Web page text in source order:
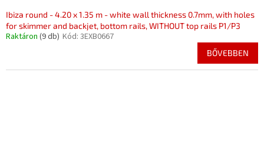
Ibiza round - 4.20 x 1.35 m - white wall thickness 0.7mm, with holes
for skimmer and backjet, bottom rails, WITHOUT top rails P1/P3
Raktáron (9 db) Kód: 3EXB0667
BŐVEBBEN